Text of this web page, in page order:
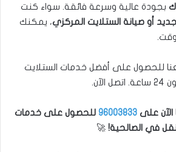
بجودة عالية وسرعة فائقة. سواء كنت
أو صيانة الستلايت المركزي، يمكنك
وقت.
للحصول على أفضل خدمات الستلايت
الآن على 96003833 للحصول على خدمات
في الصالحية! 🚀